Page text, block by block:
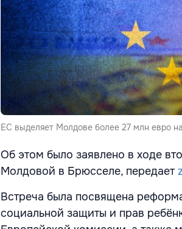
ЕС выделяет Молдове более 27 млн евро
Об этом было заявлено в ходе
Молдовой в Брюсселе, передает
Встреча была посвящена
социальной защиты и прав